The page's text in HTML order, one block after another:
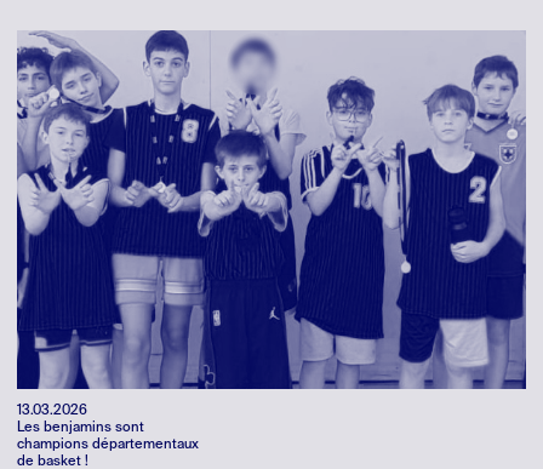
13.03.2026
Les benjamins sont
champions départementaux
de basket !